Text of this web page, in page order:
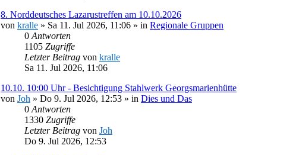
8. Norddeutsches Lazarustreffen am 10.10.2026
von kralle » Sa 11. Jul 2026, 11:06 » in Regionale Gruppen
0 Antworten
1105 Zugriffe
Letzter Beitrag von kralle
Sa 11. Jul 2026, 11:06
10.10. 10:00 Uhr - Besichtigung Stahlwerk Georgsmarienhütte
von Joh » Do 9. Jul 2026, 12:53 » in Dies und Das
0 Antworten
1330 Zugriffe
Letzter Beitrag von Joh
Do 9. Jul 2026, 12:53